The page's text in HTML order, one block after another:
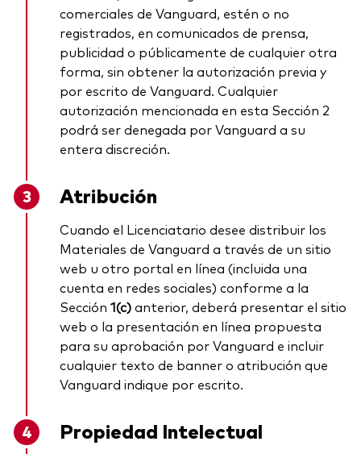
comerciales de Vanguard, estén o no
registrados, en comunicados de prensa,
publicidad o públicamente de cualquier otra
forma, sin obtener la autorización previa y
por escrito de Vanguard. Cualquier
autorización mencionada en esta Sección 2
podrá ser denegada por Vanguard a su
entera discreción.
Atribución
Cuando el Licenciatario desee distribuir los
Materiales de Vanguard a través de un sitio
web u otro portal en línea (incluida una
cuenta en redes sociales) conforme a la
Sección 1(c)anterior, deberá presentar el sitio
web o la presentación en línea propuesta
para su aprobación por Vanguard e incluir
cualquier texto de banner o atribución que
Vanguard indique por escrito.
Propiedad Intelectual